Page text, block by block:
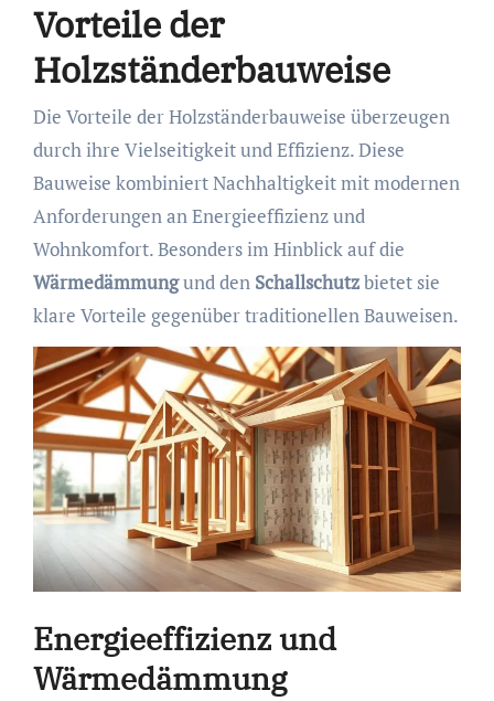
Vorteile der
Holzständerbauweise
Die Vorteile der Holzständerbauweise überzeugen
durch ihre Vielseitigkeit und Effizienz. Diese
Bauweise kombiniert Nachhaltigkeit mit modernen
Anforderungen an Energieeffizienz und
Wohnkomfort. Besonders im Hinblick auf die
Wärmedämmungund den Schallschutzbietet sie
klare Vorteile gegenüber traditionellen Bauweisen.
Energieeffizienz und
Wärmedämmung